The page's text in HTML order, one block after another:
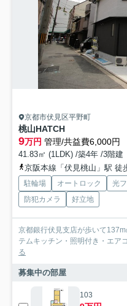
京都市伏見区平野町
桃山HATCH
9万円 管理/共益費6,000円
41.83㎡ (1LDK) /築4年 /3階建
京阪本線「伏見桃山」駅 徒
駐輪場 オートロック 光
防犯カメラ
好立地
京都銀行伏見支店が歩いて
テムキッチン・照明付き・エア
る
募集中の部屋
103